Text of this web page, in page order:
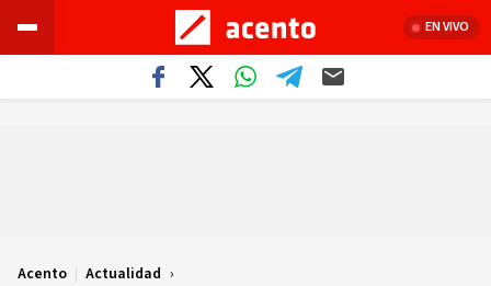
EN VIVO
Acento | Actualidad